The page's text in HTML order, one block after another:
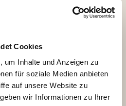
Cookies
um Inhalte und Anzeigen zu
für soziale Medien anbieten
auf unsere Website zu
wir Informationen zu Ihrer